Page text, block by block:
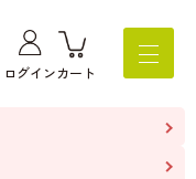
ログインカート